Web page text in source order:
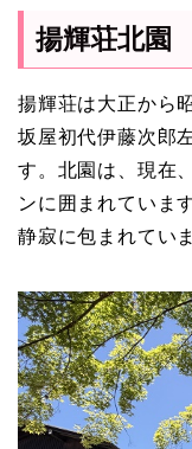
揚輝荘北園
揚輝荘は大正から
坂屋初代伊藤次郎
す。北園は、現在
ンに囲まれていま
静寂に包まれてい